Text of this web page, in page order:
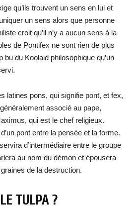
qu’ils trouvent un sens en lui et
un sens alors que personne
croit qu’il n’y a aucun sens à la
de Pontifex ne sont rien de plus
bu du Koolaid philosophique qu’un
latines pons, qui signifie pont, et fex,
associé au pape,
qui est le chef religieux.
pont entre la pensée et la forme.
d’intermédiaire entre le groupe
au nom du démon et épousera
de la destruction.
TULPA ?